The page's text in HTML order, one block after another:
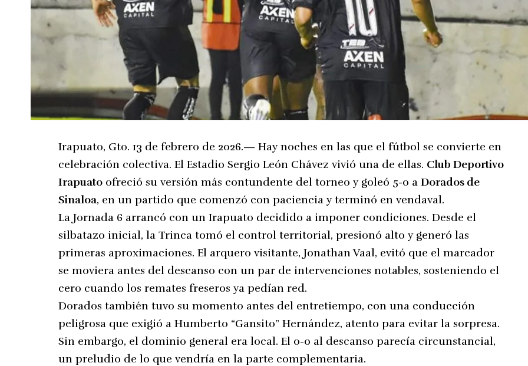
Irapuato, Gto. 13 de febrero de 2026.— Hay noches en las que el fútbol se convierte en
celebración colectiva. El Estadio Sergio León Chávez vivió una de ellas. Club Deportivo
Irapuato ofreció su versión más contundente del torneo y goleó 5-0 aDorados de
Sinaloa, en un partido que comenzó con paciencia y terminó en vendaval.
La Jornada 6 arrancó con un Irapuato decidido a imponer condiciones. Desde el
silbatazo inicial, la Trinca tomó el control territorial, presionó alto y generó las
primeras aproximaciones. El arquero visitante, Jonathan Vaal, evitó que el marcador
se moviera antes del descanso con un par de intervenciones notables, sosteniendo el
cero cuando los remates freseros ya pedían red.
Dorados también tuvo su momento antes del entretiempo, con una conducción
peligrosa que exigió a Humberto “Gansito” Hernández, atento para evitar la sorpresa.
Sin embargo, el dominio general era local. El 0-0 al descanso parecía circunstancial,
un preludio de lo que vendría en la parte complementaria.